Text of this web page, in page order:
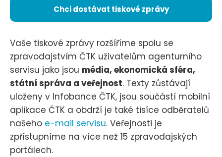
Chci dostávat tiskové zprávy
Vaše tiskové zprávy rozšíříme spolu se
zpravodajstvím ČTK uživatelům agenturního
servisu jako jsou média, ekonomická sféra,
státní správa a veřejnost. Texty zůstávají
uloženy v Infobance ČTK, jsou součástí mobilní
aplikace ČTK a obdrží je také tisíce odběratelů
našeho e-mail servisu. Veřejnosti je
zpřístupníme na více než 15 zpravodajských
portálech.